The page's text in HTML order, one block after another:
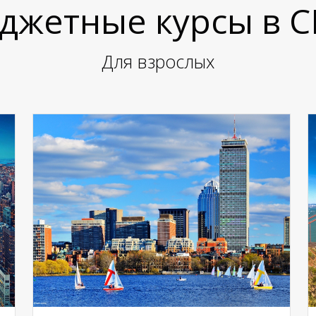
курсы в
Для взрослых